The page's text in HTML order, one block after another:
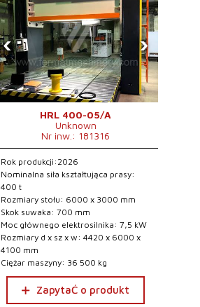
‹ ›
HRL 400-05/A
Unknown
Nr inw.: 181316
Rok produkcji:2026
Nominalna siła kształtująca prasy:
400 t
Rozmiary stołu: 6000 x 3000 mm
Skok suwaka: 700 mm
Moc głównego elektrosilnika: 7,5 kW
Rozmiary d x sz x w: 4420 x 6000 x
4100 mm
Ciężar maszyny: 36 500 kg
ZapytaĆ o produkt